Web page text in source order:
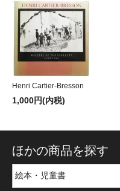
Henri Cartier-Bresson
1,000円(内税)
ほかの商品を探す